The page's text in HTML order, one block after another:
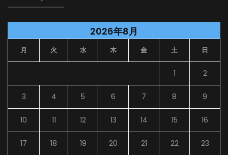
2026年8月
月 火 水 木 金 土 日
1 2
3 4 5 6 7 8 9
10 11 12 13 14 15 16
17 18 19 20 21 22 23